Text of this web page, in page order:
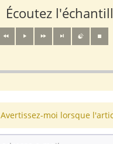
Écoutez
Avertissez-moi lorsque